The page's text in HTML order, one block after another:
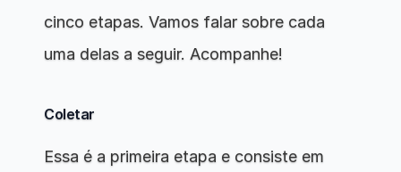
cinco etapas. Vamos falar sobre cada
uma delas a seguir. Acompanhe!
Coletar
Essa é a primeira etapa e consiste em